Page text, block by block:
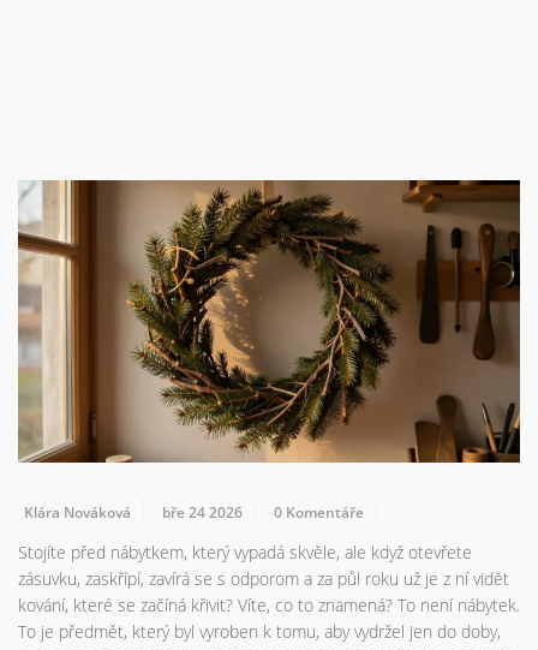
Klára Nováková bře 24 2026 0 Komentáře
Stojíte před nábytkem, který vypadá skvěle, ale když otevřete
zásuvku, zaskřípí, zavírá se s odporom a za půl roku už je z ní vidět
kování, které se začíná křivit? Víte, co to znamená? To není nábytek.
To je předmět, který byl vyroben k tomu, aby vydržel jen do doby,